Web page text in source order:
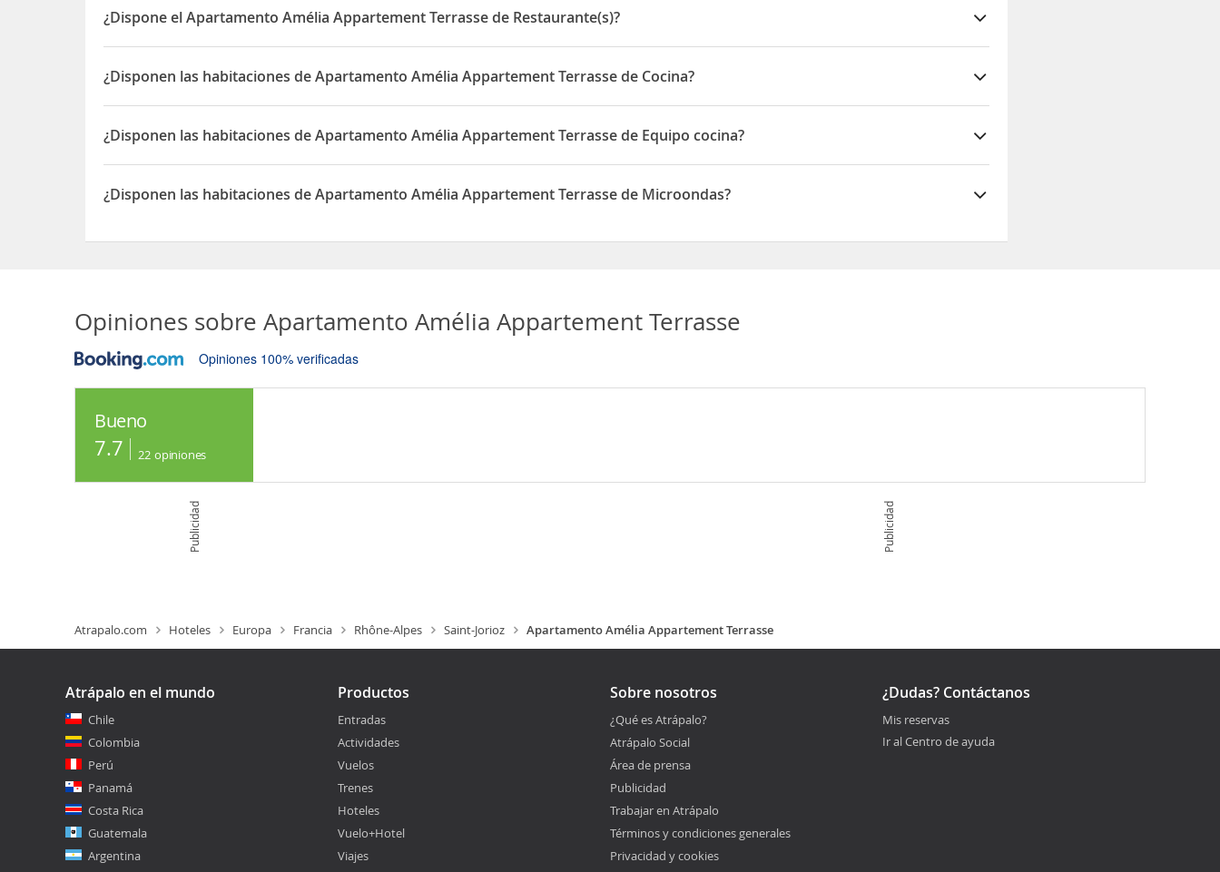
¿Dispone el Apartamento Amélia Appartement Terrasse de Restaurante(s)?
Sí, el Apartamento Amélia Appartement Terrasse dispone de Restaurante(s)
¿Disponen las habitaciones de Apartamento Amélia Appartement Terrasse de Cocina?
Sí, las habitaciones del Apartamento Amélia Appartement Terrasse disponen de Cocina
¿Disponen las habitaciones de Apartamento Amélia Appartement Terrasse de Equipo cocina?
Sí, las habitaciones del Apartamento Amélia Appartement Terrasse disponen de Equipo cocina
¿Disponen las habitaciones de Apartamento Amélia Appartement Terrasse de Microondas?
Opiniones sobre Apartamento Amélia Appartement Terrasse
Opiniones 100% verificadas
Bueno
7.7 22 opiniones
Publicidad Publicidad
Atrapalo.com Hoteles Europa Francia Rhône-Alpes Saint-Jorioz Apartamento Amélia Appartement Terrasse
Atrápalo en el mundo
Chile
Colombia
Perú
Panamá
Costa Rica
Guatemala
Argentina
Productos
Entradas
Actividades
Vuelos
Trenes
Hoteles
Vuelo+Hotel
Viajes
Sobre nosotros
¿Qué es Atrápalo?
Atrápalo Social
Área de prensa
Publicidad
Trabajar en Atrápalo
Términos y condiciones generales
Privacidad y cookies
¿Dudas? Contáctanos
Mis reservas
Ir al Centro de ayuda